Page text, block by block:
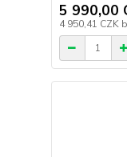
5 990,00
4 950,41 CZK